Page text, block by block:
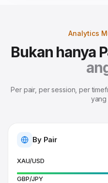
Analytics
Bukan hanya
Per pair, per session, per
yang
By Pair
XAU/USD
GBP/JPY